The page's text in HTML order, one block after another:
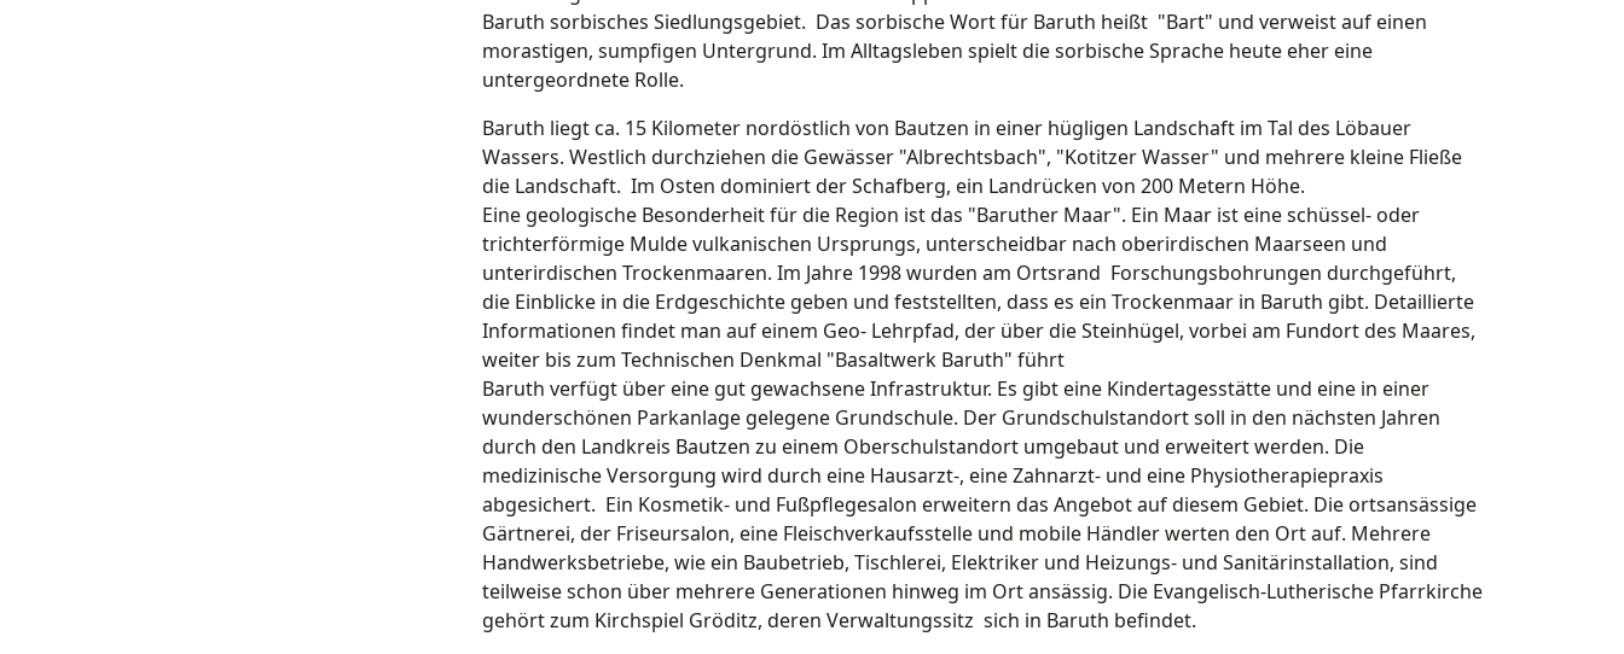
Baruth sorbisches Siedlungsgebiet. Das sorbische Wort für Baruth heißt "Bart" und verweist auf einen
morastigen, sumpfigen Untergrund. Im Alltagsleben spielt die sorbische Sprache heute eher eine
untergeordnete Rolle.
Baruth liegt ca. 15 Kilometer nordöstlich von Bautzen in einer hügligen Landschaft im Tal des Löbauer
Wassers. Westlich durchziehen die Gewässer "Albrechtsbach", "Kotitzer Wasser" und mehrere kleine Fließe
die Landschaft. Im Osten dominiert der Schafberg, ein Landrücken von 200 Metern Höhe.
Eine geologische Besonderheit für die Region ist das "Baruther Maar". Ein Maar ist eine schüssel- oder
trichterförmige Mulde vulkanischen Ursprungs, unterscheidbar nach oberirdischen Maarseen und
unterirdischen Trockenmaaren. Im Jahre 1998 wurden am Ortsrand Forschungsbohrungen durchgeführt,
die Einblicke in die Erdgeschichte geben und feststellten, dass es ein Trockenmaar in Baruth gibt. Detaillierte
Informationen findet man auf einem Geo- Lehrpfad, der über die Steinhügel, vorbei am Fundort des Maares,
weiter bis zum Technischen Denkmal "Basaltwerk Baruth" führt
Baruth verfügt über eine gut gewachsene Infrastruktur. Es gibt eine Kindertagesstätte und eine in einer
wunderschönen Parkanlage gelegene Grundschule. Der Grundschulstandort soll in den nächsten Jahren
durch den Landkreis Bautzen zu einem Oberschulstandort umgebaut und erweitert werden. Die
medizinische Versorgung wird durch eine Hausarzt-, eine Zahnarzt- und eine Physiotherapiepraxis
abgesichert. Ein Kosmetik- und Fußpflegesalon erweitern das Angebot auf diesem Gebiet. Die ortsansässige
Gärtnerei, der Friseursalon, eine Fleischverkaufsstelle und mobile Händler werten den Ort auf. Mehrere
Handwerksbetriebe, wie ein Baubetrieb, Tischlerei, Elektriker und Heizungs- und Sanitärinstallation, sind
teilweise schon über mehrere Generationen hinweg im Ort ansässig. Die Evangelisch-Lutherische Pfarrkirche
gehört zum Kirchspiel Gröditz, deren Verwaltungssitz sich in Baruth befindet.